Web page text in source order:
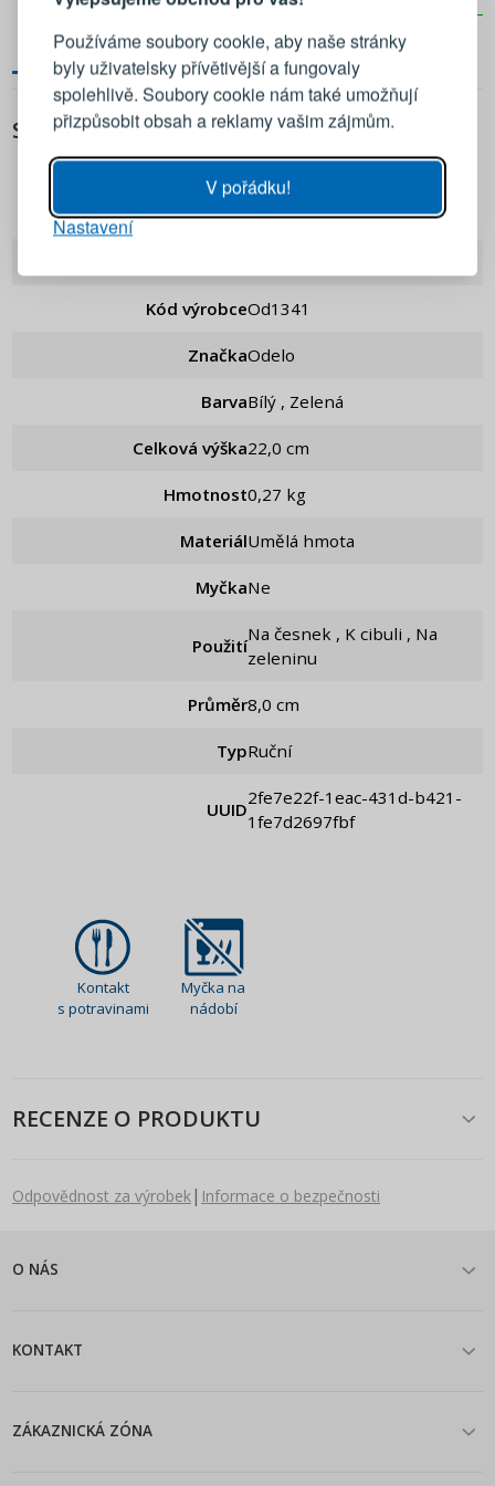
Používáme soubory cookie, aby naše stránky
byly uživatelsky přívětivější a fungovaly
spolehlivě. Soubory cookie nám také umožňují
přizpůsobit obsah a reklamy vašim zájmům.
V pořádku!
Nastavení
SPECIFIKACE
Odelo
Kód výrobce od1341
Značka Odelo
Barva Bílý , Zelená
Celková výška 22,0 cm
Hmotnost 0,27 kg
Materiál Umělá hmota
Myčka Ne
Použití
Na česnek , K cibuli , Na
zeleninu
Průměr 8,0 cm
Typ Ruční
UUID
2fe7e22f-1eac-431d-b421-
1fe7d2697fbf
Kontakt
s potravinami
Myčka na
nádobí
RECENZE O PRODUKTU
Odpovědnost za výrobek| Informace o bezpečnosti
O NÁS
KONTAKT
ZÁKAZNICKÁ ZÓNA
Přihlaste se ke svému účtu
Emailová adresa
PŘIHLÁSIT SE